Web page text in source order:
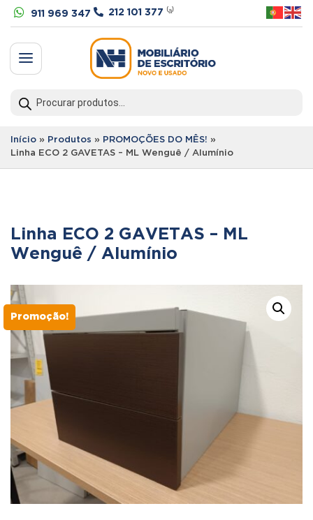
 911 969 347  212 101 377 ⁽ᵃ⁾
a
search
Início » Produtos » PROMOÇÕES DO MÊS! »
Linha ECO 2 GAVETAS – ML Wenguê / Alumínio
Linha ECO 2 GAVETAS – ML
Wenguê / Alumínio
Promoção!